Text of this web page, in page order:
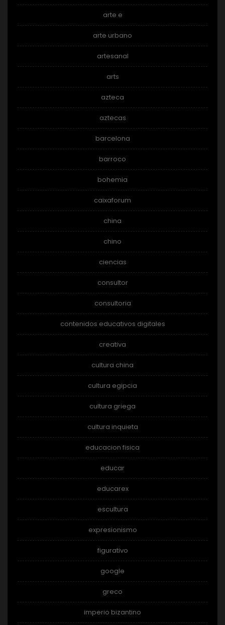
arte e
arte urbano
artesanal
arts
azteca
aztecas
barcelona
barroco
bohemia
caixaforum
china
chino
ciencias
consultor
consultoria
contenidos educativos digitales
creativa
cultura china
cultura egipcia
cultura griega
cultura inquieta
educacion fisica
educar
educarex
escultura
expresionismo
figurativo
google
greco
imperio bizantino